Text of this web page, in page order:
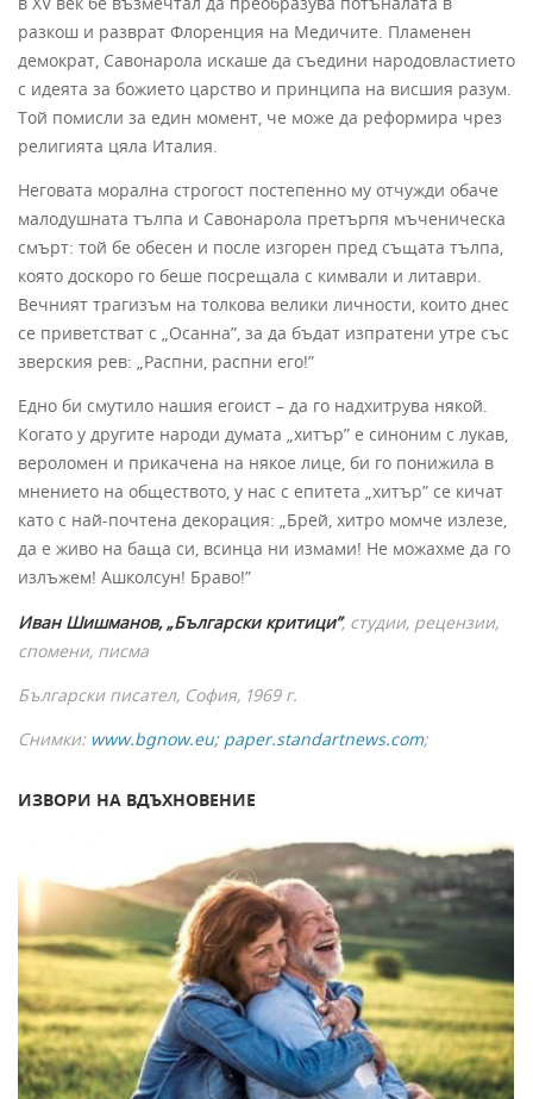
разкош и разврат Флоренция на Медичите. Пламенен
демократ, Савонарола искаше да съедини народовластието
с идеята за божието царство и принципа на висшия разум.
Той помисли за един момент, че може да реформира чрез
религията цяла Италия.
Неговата морална строгост постепенно му отчужди обаче
малодушната тълпа и Савонарола претърпя мъченическа
смърт: той бе обесен и после изгорен пред същата тълпа,
която доскоро го беше посрещала с кимвали и литаври.
Вечният трагизъм на толкова велики личности, които днес
се приветстват с „Осанна”, за да бъдат изпратени утре със
зверския рев: „Распни, распни его!”
Едно би смутило нашия егоист – да го надхитрува някой.
Когато у другите народи думата „хитър” е синоним с лукав,
вероломен и прикачена на някое лице, би го понижила в
мнението на обществото, у нас с епитета „хитър” се кичат
като с най-почтена декорация: „Брей, хитро момче излезе,
да е живо на баща си, всинца ни измами! Не можахме да го
излъжем! Ашколсун! Браво!”
Иван Шишманов, „Български критици”, студии, рецензии,
спомени, писма
Български писател, София, 1969 г.
Снимки: www.bgnow.eu; paper.standartnews.com;
ИЗВОРИ НА ВДЪХНОВЕНИЕ